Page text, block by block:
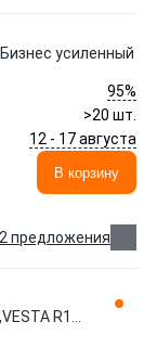
усиленный
95%
>20 шт.
12 - 17 августа
В корзину
предложения
R15
60,1